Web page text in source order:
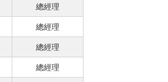
總經理
總經理
總經理
總經理